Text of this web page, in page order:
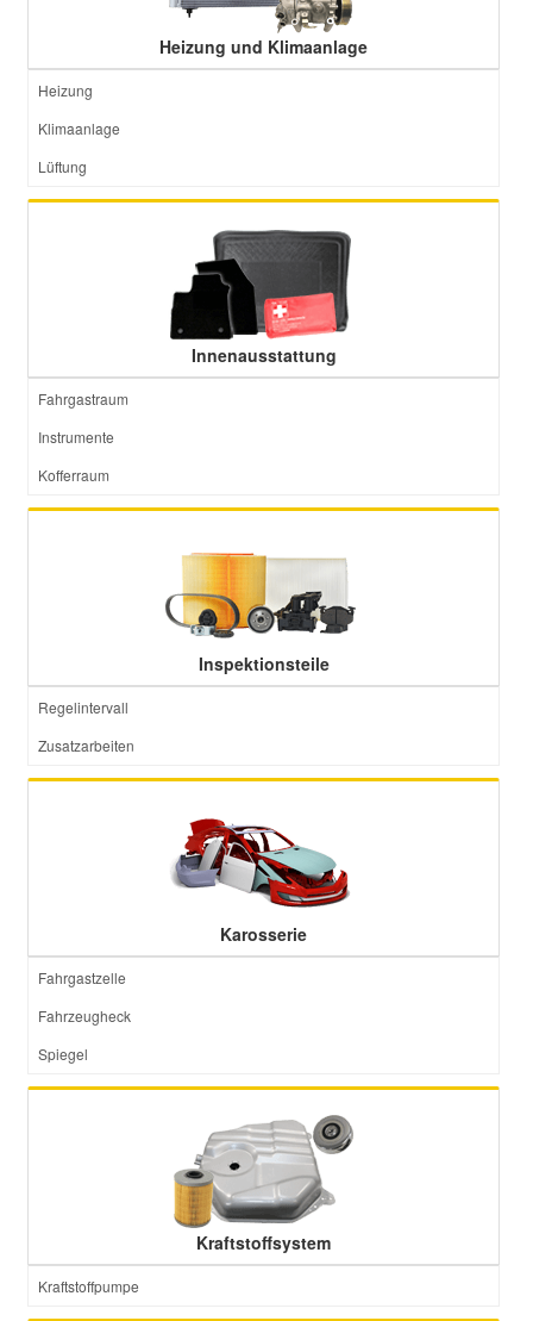
Heizung und Klimaanlage
Heizung
Klimaanlage
Lüftung
Innenausstattung
Fahrgastraum
Instrumente
Kofferraum
Inspektionsteile
Regelintervall
Zusatzarbeiten
Karosserie
Fahrgastzelle
Fahrzeugheck
Spiegel
Kraftstoffsystem
Kraftstoffpumpe